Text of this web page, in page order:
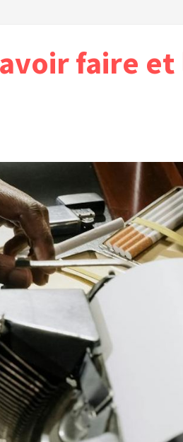
faire